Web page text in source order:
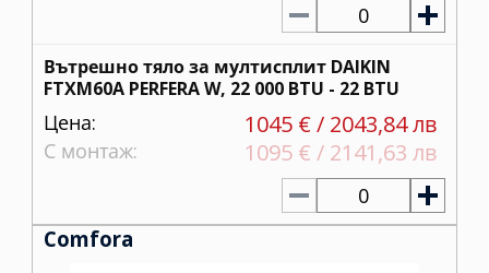
0
Вътрешно тяло за мултисплит DAIKIN
FTXM60A PERFERA W, 22 000 BTU - 22 BTU
Цена: 1045 € / 2043,84 лв
С монтаж: 1095 € / 2141,63 лв
0
Comfora